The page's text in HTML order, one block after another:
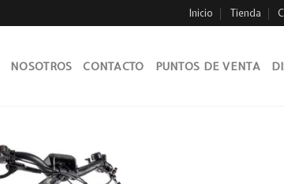
Inicio Tienda
NOSOTROS CONTACTO PUNTOS DE VENTA